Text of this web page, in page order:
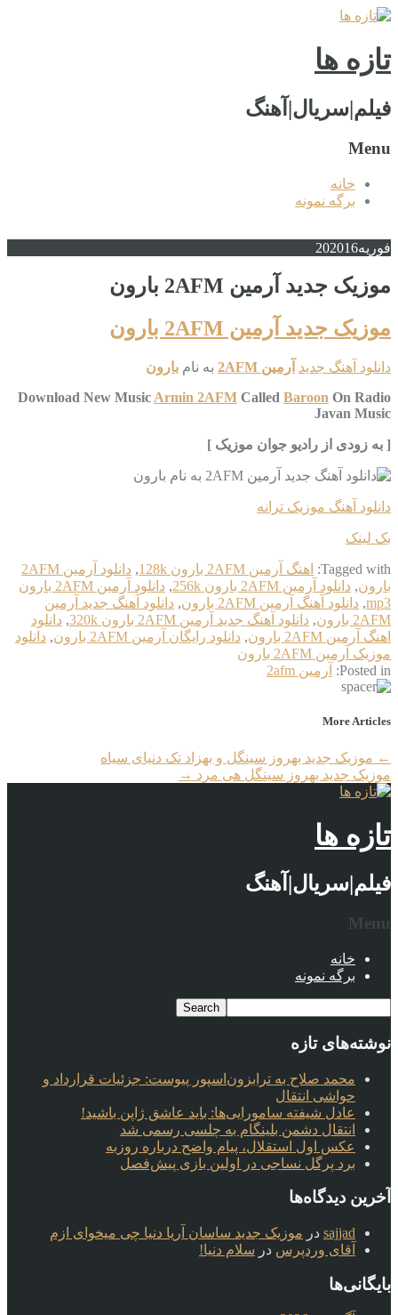
تازه ها
فیلم|سریال|آهنگ
Menu
خانه
برگه نمونه
فوریه 202016
موزیک جدید آرمین 2AFM بارون
موزیک جدید آرمین 2AFM بارون
دانلود آهنگ جدید آرمین 2AFM به نام بارون
Download New Music Armin 2AFM Called Baroon On Radio
Javan Music
[ به زودی از رادیو جوان موزیک ]
دانلود آهنگ موزیک ترانه
بک لینک
Tagged with: اهنگ آرمین 2AFM بارون 128k ,
دانلود آرمین 2AFM
بارون, دانلود آرمین 2AFM بارون 256k ,
دانلود آرمین 2AFM بارون
mp3
, دانلود آهنگ آرمین 2AFM بارون , دانلود آهنگ جدید آرمین
2AFM بارون
, دانلود آهنگ جدید آرمین 2AFM بارون 320k , دانلود
اهنگ آرمین 2AFM بارون
, دانلود رایگان آرمین 2AFM بارون , دانلود
موزیک آرمین 2AFM بارون
Posted in:
آرمین 2afm
More Articles
← موزیک جدید بهروز سینگل و بهزاد تک دنیای سیاه
موزیک جدید بهروز سینگل هی مرد →
تازه ها
فیلم|سریال|آهنگ
Menu
خانه
برگه نمونه
نوشته‌های تازه
محمد صلاح به ترابزون‌اسپور پیوست: جزئیات قرارداد و
حواشی انتقال
عادل شیفته سامورایی‌ها: باید عاشق ژاپن باشید!
انتقال دشمن بلینگام به چلسی رسمی شد
عکس اول استقلال، پیام واضح درباره روزبه
برد پرگل نساجی در اولین بازی پیش‌فصل
آخرین دیدگاه‌ها
sajjad در موزیک جدید ساسان آریا دنیا چی میخوای ازم
آقای وردپرس در سلام دنیا!
بایگانی‌ها